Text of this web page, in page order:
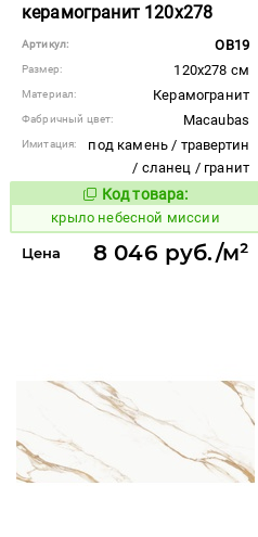
керамогранит 120x278
Артикул: OB19
Размер: 120x278 см
Материал: Керамогранит
Фабричный цвет: Macaubas
Имитация:
под камень / травертин
/ сланец / гранит
Код товара:
836052 Код товара:
крыло небесной миссии
Цена 8 046 руб./м²